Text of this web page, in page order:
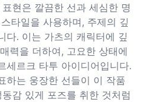
현은 깔끔한 선과 세심한 명
타일을 사용하며, 주제의 깊
다. 이는 가츠의 캐릭터에 깊
력을 더하여, 고요한 상태에
세르크 타투 아이디어입니다.
하는 웅장한 선들이 이 작품
감 있게 포즈를 취한 것처럼